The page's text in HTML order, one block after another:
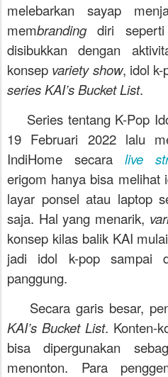
melebarkan sayap
membrandingdiri seperti
disibukkan dengan
konsep variety show, idol k-
series KAI’s Bucket List.
Series tentang K-Pop
19 Februari 2022 lalu
IndiHome secara live
erigom hanya bisa melihat
layar ponsel atau laptop
saja. Hal yang menarik,
konsep kilas balik KAI
jadi idol k-pop sampai
panggung.
Secara garis besar,
KAI’s Bucket List. Konten-
bisa dipergunakan
menonton. Para